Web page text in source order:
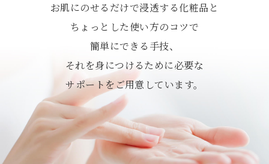
お肌にのせるだけで浸透する化粧品と
ちょっとした使い方のコツで
簡単にできる手技、
それを身につけるために必要な
サポートをご用意しています。